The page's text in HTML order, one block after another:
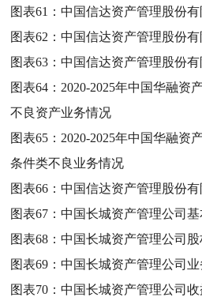
图表61：中国信达资产管理股份
图表62：中国信达资产管理股份
图表63：中国信达资产管理股份
图表64： 2020-2025年中国华融资
不良资产业务情况
图表65： 2020-2025年中国华融资
条件类不良业务情况
图表66：中国信达资产管理股份
图表67：中国长城资产管理公司基
图表68：中国长城资产管理公司
图表69：中国长城资产管理公司业
图表70：中国长城资产管理公司